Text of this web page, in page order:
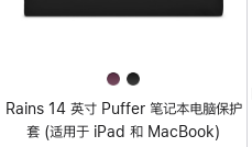
Rains 14 英寸 Puffer 笔记本电脑保护
套 (适用于 iPad 和 MacBook)